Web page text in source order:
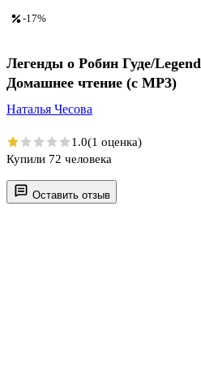
Оставить отзыв
-17%
Легенды о Робин Гуде/
Домашнее чтение (с MP3)
Наталья Чесова
1.0(1 оценка)
Купили 72 человека